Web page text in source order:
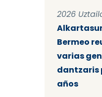
2026
Bermeo
varias
dantzaris
años